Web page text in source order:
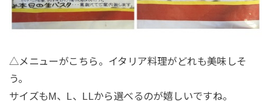
△メニューがこちら。イタリア料理がどれも美味しそ
う。
サイズもM、L、LLから選べるのが嬉しいですね。